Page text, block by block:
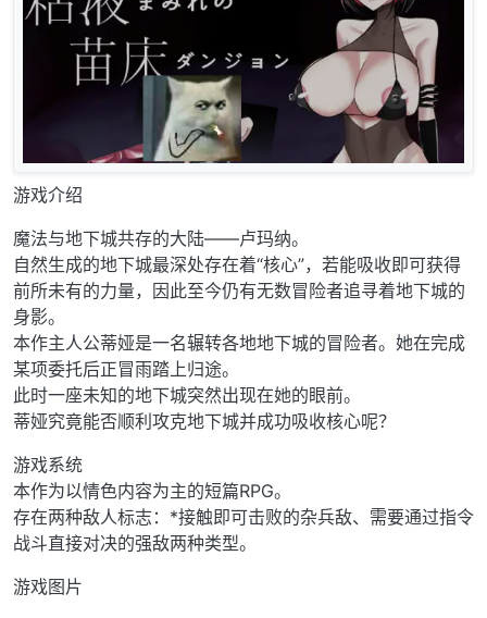
游戏介绍
魔法与地下城共存的大陆——卢玛纳。
自然生成的地下城最深处存在着“核心”，若能吸收即可获得
前所未有的力量，因此至今仍有无数冒险者追寻着地下城的
身影。
本作主人公蒂娅是一名辗转各地地下城的冒险者。她在完成
某项委托后正冒雨踏上归途。
此时一座未知的地下城突然出现在她的眼前。
蒂娅究竟能否顺利攻克地下城并成功吸收核心呢？
游戏系统
本作为以情色内容为主的短篇RPG。
存在两种敌人标志：*接触即可击败的杂兵敌、需要通过指令
战斗直接对决的强敌两种类型。
游戏图片